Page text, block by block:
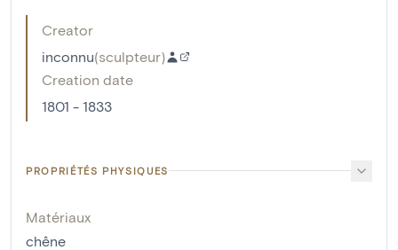
Creator
inconnu(sculpteur)
Creation date
1801 - 1833
PROPRIÉTÉS PHYSIQUES
Matériaux
chêne